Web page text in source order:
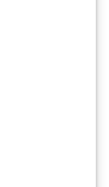
surface de
coins de la
conserver
modifié par le
formule
ne se dilatent
si vous
respectant
La surface
à l'humidité.
les
praticables)
devez verser